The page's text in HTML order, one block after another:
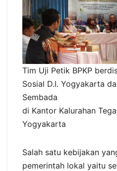
Tim Uji Petik BPKP
Sosial D.I. Yogyakarta
Sembada
di Kantor Kalurahan
Yogyakarta
Salah satu kebijakan
pemerintah lokal yaitu